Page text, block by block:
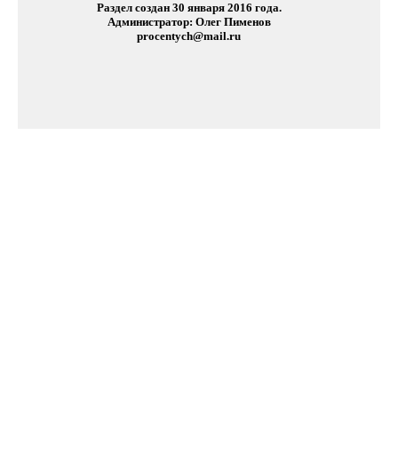
Раздел создан 30 января 2016 года.
Администратор: Олег Пименов
procentych@mail.ru